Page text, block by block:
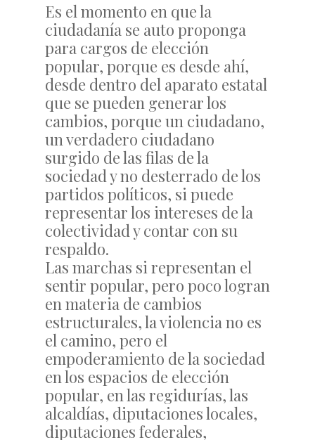
Es el momento en que la
ciudadanía se auto proponga
para cargos de elección
popular, porque es desde ahí,
desde dentro del aparato estatal
que se pueden generar los
cambios, porque un ciudadano,
un verdadero ciudadano
surgido de las filas de la
sociedad y no desterrado de los
partidos políticos, si puede
representar los intereses de la
colectividad y contar con su
respaldo.
Las marchas si representan el
sentir popular, pero poco logran
en materia de cambios
estructurales, la violencia no es
el camino, pero el
empoderamiento de la sociedad
en los espacios de elección
popular, en las regidurías, las
alcaldías, diputaciones locales,
diputaciones federales,